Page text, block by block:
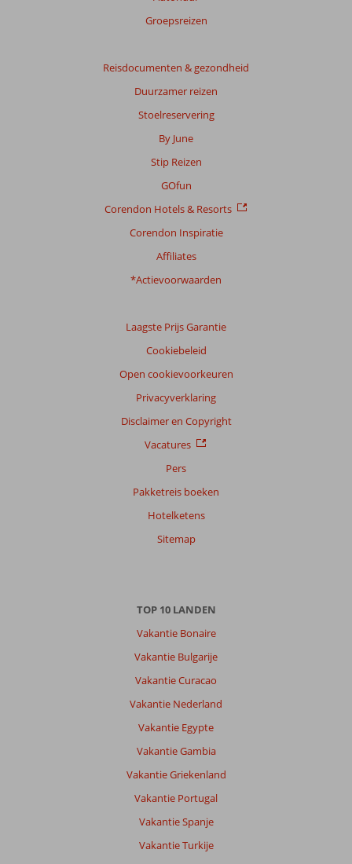
Groepsreizen
Reisdocumenten & gezondheid
Duurzamer reizen
Stoelreservering
By June
Stip Reizen
GOfun
Corendon Hotels & Resorts
Corendon Inspiratie
Affiliates
*Actievoorwaarden
Laagste Prijs Garantie
Cookiebeleid
Open cookievoorkeuren
Privacyverklaring
Disclaimer en Copyright
Vacatures
Pers
Pakketreis boeken
Hotelketens
Sitemap
TOP 10 LANDEN
Vakantie Bonaire
Vakantie Bulgarije
Vakantie Curacao
Vakantie Nederland
Vakantie Egypte
Vakantie Gambia
Vakantie Griekenland
Vakantie Portugal
Vakantie Spanje
Vakantie Turkije